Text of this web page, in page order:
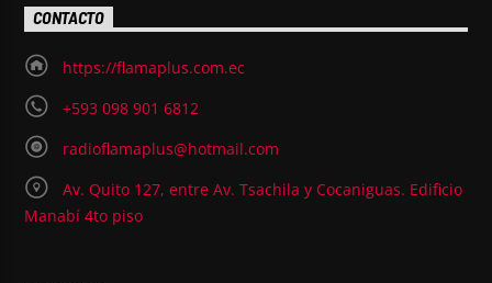
CONTACTO
https://flamaplus.com.ec
+593 098 901 6812
radioflamaplus@hotmail.com
Av. Quito 127, entre Av. Tsachila y Cocaniguas. Edificio
Manabí 4to piso